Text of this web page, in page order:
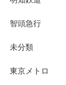
智頭急行
未分類
東京メトロ